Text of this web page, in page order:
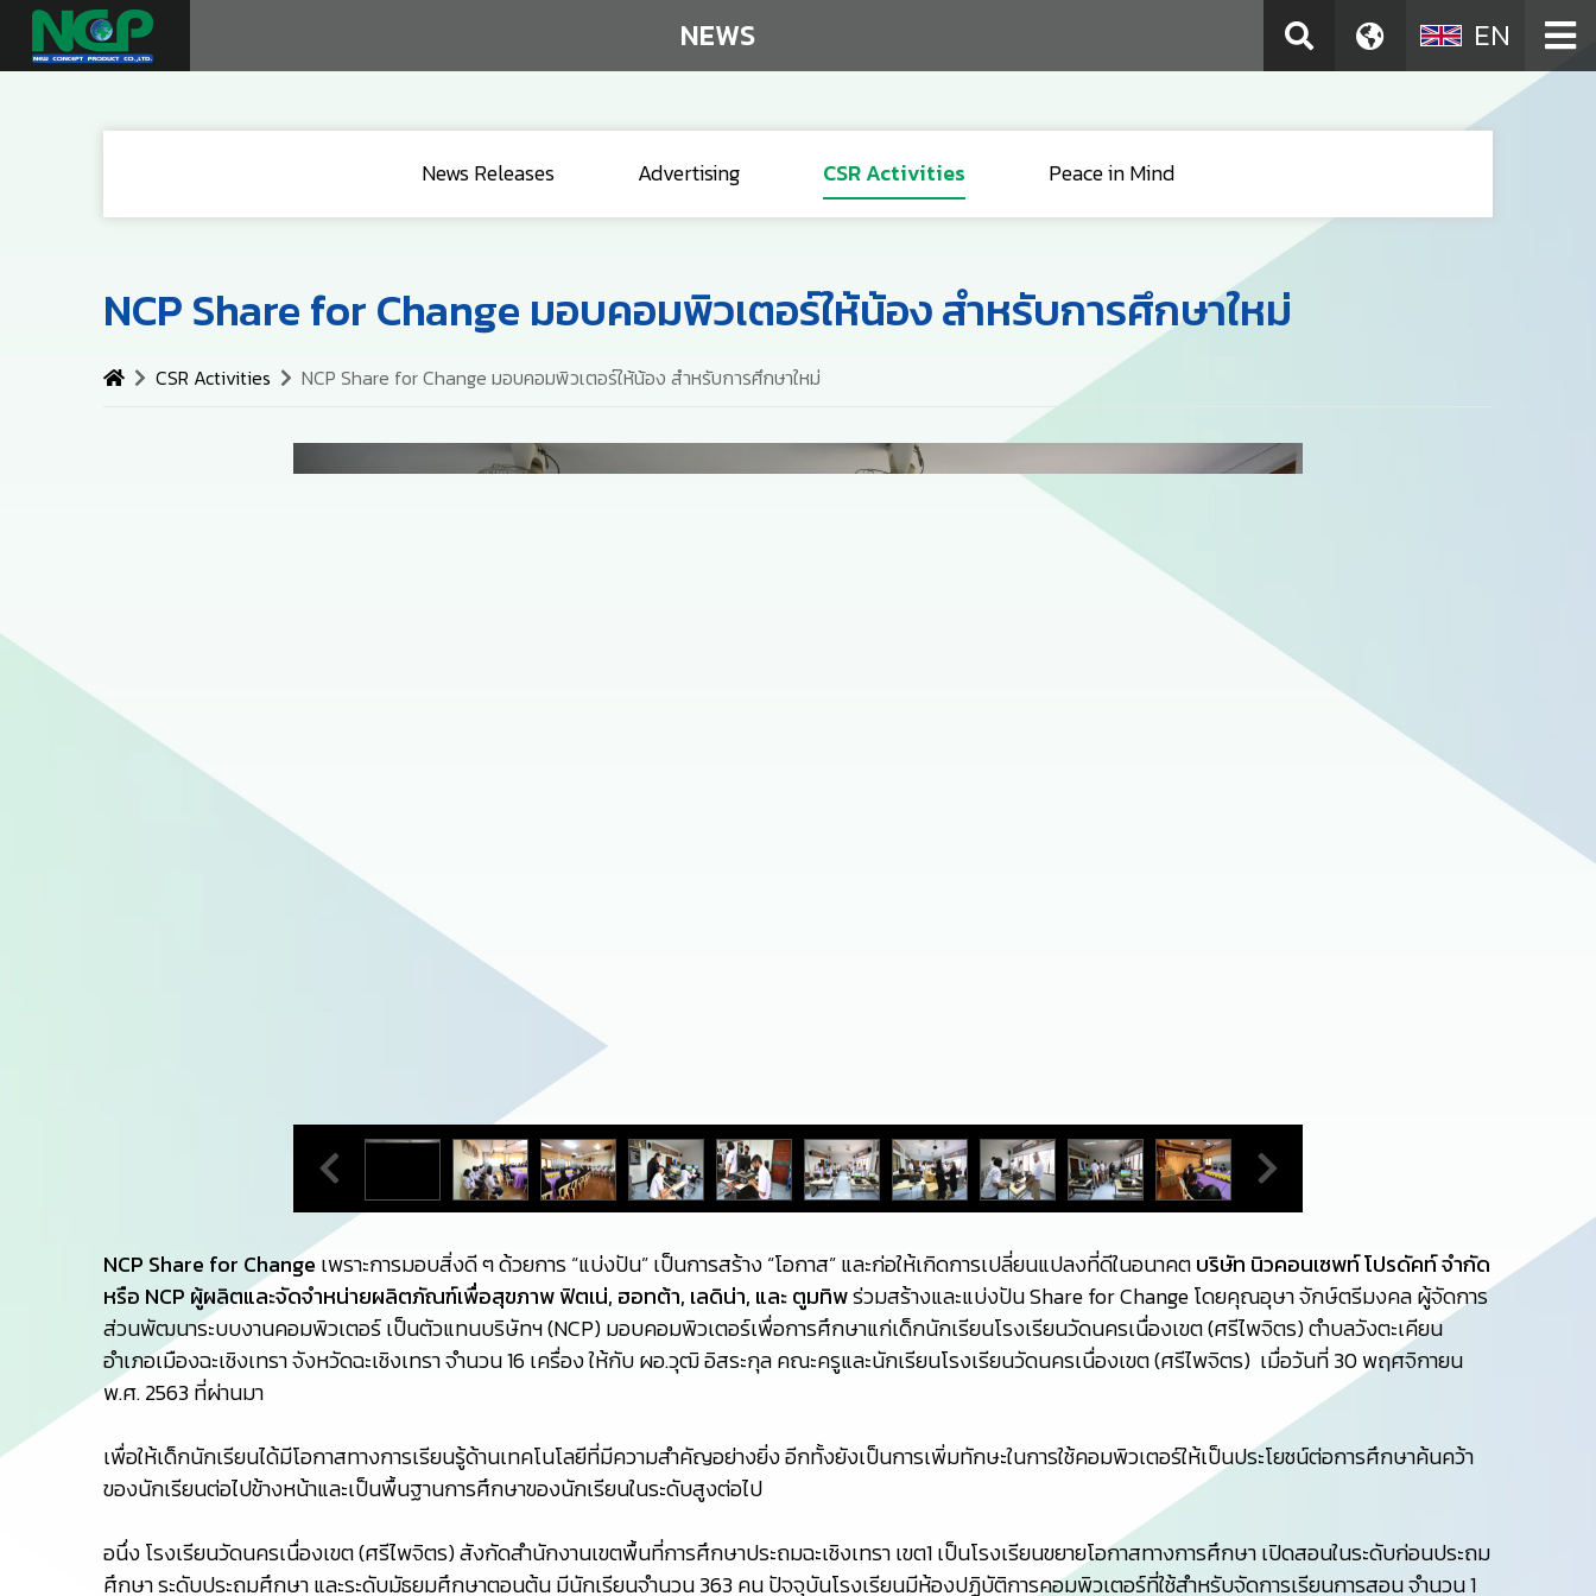
NEWS EN
News Releases Advertising CSR Activities Peace in Mind
NCP Share for Change มอบคอมพิวเตอร์ให้น้อง สำหรับการศึกษาใหม่
CSR Activities NCP Share for Change มอบคอมพิวเตอร์ให้น้อง สำหรับการศึกษาใหม่
NCP Share for Change เพราะการมอบสิ่งดี ๆ ด้วยการ “แบ่งปัน” เป็นการสร้าง “โอกาส” และก่อให้เกิดการเปลี่ยนแปลงที่ดีในอนาคตบริษัท นิวคอนเซพท์ โปรดัคท์ จำกัด
หรือ NCP ผู้ผลิตและจัดจำหน่ายผลิตภัณฑ์เพื่อสุขภาพ ฟิตเน่, ฮอทต้า, เลดิน่า, และ ตูมทิพร่วมสร้างและแบ่งปัน Share for Change โดยคุณอุษา จักษ์ตรีมงคล ผู้จัดการ
ส่วนพัฒนาระบบงานคอมพิวเตอร์ เป็นตัวแทนบริษัทฯ (NCP) มอบคอมพิวเตอร์เพื่อการศึกษาแก่เด็กนักเรียนโรงเรียนวัดนครเนื่องเขต (ศรีไพจิตร) ตำบลวังตะเคียน
อำเภอเมืองฉะเชิงเทรา จังหวัดฉะเชิงเทรา จำนวน 16 เครื่อง ให้กับ ผอ.วุฒิ อิสระกุล คณะครูและนักเรียนโรงเรียนวัดนครเนื่องเขต (ศรีไพจิตร) เมื่อวันที่ 30 พฤศจิกายน
พ.ศ. 2563 ที่ผ่านมา
เพื่อให้เด็กนักเรียนได้มีโอกาสทางการเรียนรู้ด้านเทคโนโลยีที่มีความสำคัญอย่างยิ่ง อีกทั้งยังเป็นการเพิ่มทักษะในการใช้คอมพิวเตอร์ให้เป็นประโยชน์ต่อการศึกษาค้นคว้า
ของนักเรียนต่อไปข้างหน้าและเป็นพื้นฐานการศึกษาของนักเรียนในระดับสูงต่อไป
อนึ่ง โรงเรียนวัดนครเนื่องเขต (ศรีไพจิตร) สังกัดสำนักงานเขตพื้นที่การศึกษาประถมฉะเชิงเทรา เขต1 เป็นโรงเรียนขยายโอกาสทางการศึกษา เปิดสอนในระดับก่อนประถม
ศึกษา ระดับประถมศึกษา และระดับมัธยมศึกษาตอนต้น มีนักเรียนจำนวน 363 คน ปัจจุบันโรงเรียนมีห้องปฏิบัติการคอมพิวเตอร์ที่ใช้สำหรับจัดการเรียนการสอน จำนวน 1